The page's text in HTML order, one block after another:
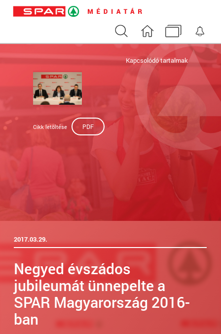
Keresés Nyitóoldal Médiatár
Kapcsolódó tartalmak
Cikk letöltése PDF
2017.03.29.
Negyed évszádos
jubileumát ünnepelte a
SPAR Magyarország 2016-
ban